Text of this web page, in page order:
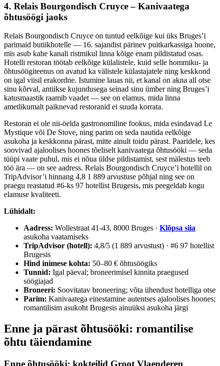
4. Relais Bourgondisch Cruyce – Kanivaatega
õhtusöögi jaoks
Relais Bourgondisch Cruyce on tuntud eelkõige kui üks Bruges’i
parimaid butiikhotelle — 16. sajandist pärinev puitkarkassiga hoone,
mis asub kahe kanali ristmikul linna kõige enam pildistatud osas.
Hotelli restoran töötab eelkõige külalistele, kuid selle hommiku- ja
õhtusöögiteenus on avatud ka välistele külastajatele ning keskkond
on igal viisil erakordne. Istumine lauas nii, et kanal on akna all otse
sinu kõrval, antiikse kujundusega seinad sinu ümber ning Bruges’i
katusmaastik raamib vaadet — see on elamus, mida linna
ametlikumalt paiknevad restoranid ei suuda korrata.
Restoran ei ole nii-öelda gastronomiline fookus, mida esindavad Le
Mystique või De Stove, ning parim on seda nautida eelkõige
asukoha ja keskkonna pärast, mitte ainult toidu pärast. Paaridele, kes
soovivad ajaloolises hoones tõeliselt kanivaatega õhtusööki — seda
tüüpi vaate puhul, mis ei nõua üldse pildistamist, sest mälestus teeb
töö ära — on see aadress. Relais Bourgondisch Cruyce’i hotellil on
TripAdvisor’i hinnang 4,8 1 889 arvustuse põhjal ning see on
praegu reastatud #6-ks 97 hotellist Brugesis, mis peegeldab kogu
elamuse kvaliteeti.
Lühidalt:
Aadress: Wollestraat 41-43, 8000 Bruges · Klõpsa siia
asukoha vaatamiseks
TripAdvisor (hotell): 4,8/5 (1 889 arvustust) · #6 97 hotellist
Brugesis
Hind inimese kohta: 50–80 € õhtusöögiks
Tunnid: Igal päeval; broneerimisel kinnita praegused
söögiajad
Broneeri: Soovitatav broneering; võta ühendust hotelliga otse
Parim: Kanivaatega einestamine autentses ajaloolises hoones;
romantilisim asukoht Brugesis ainuüksi asukoha järgi
Enne ja pärast õhtusööki: romantilise
õhtu täiendamine
Enne õhtusööki: kokteilid Groot Vlaenderen